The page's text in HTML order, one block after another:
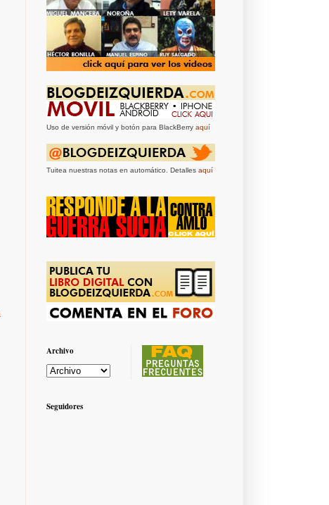
Uso de versión móvil y botón para BlackBerry aquí
Tuitea nuestras notas en automático. Detalles aquí
Archivo
Seguidores